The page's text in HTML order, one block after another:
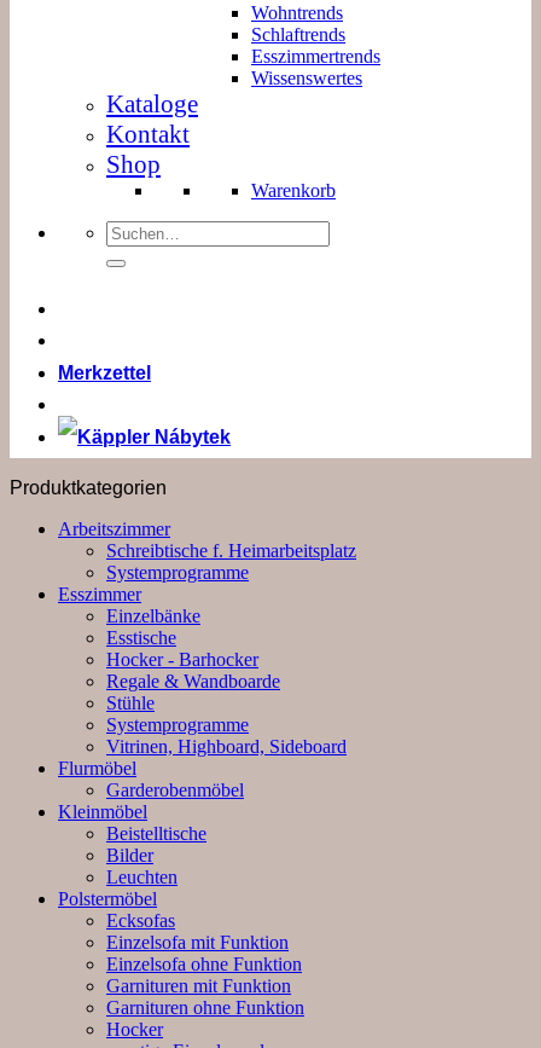
Wohntrends
Schlaftrends
Esszimmertrends
Wissenswertes
Kataloge
Kontakt
Shop
Warenkorb
Suchen
nach:
Merkzettel
Produktkategorien
Arbeitszimmer
Schreibtische f. Heimarbeitsplatz
Systemprogramme
Esszimmer
Einzelbänke
Esstische
Hocker - Barhocker
Regale & Wandboarde
Stühle
Systemprogramme
Vitrinen, Highboard, Sideboard
Flurmöbel
Garderobenmöbel
Kleinmöbel
Beistelltische
Bilder
Leuchten
Polstermöbel
Ecksofas
Einzelsofa mit Funktion
Einzelsofa ohne Funktion
Garnituren mit Funktion
Garnituren ohne Funktion
Hocker